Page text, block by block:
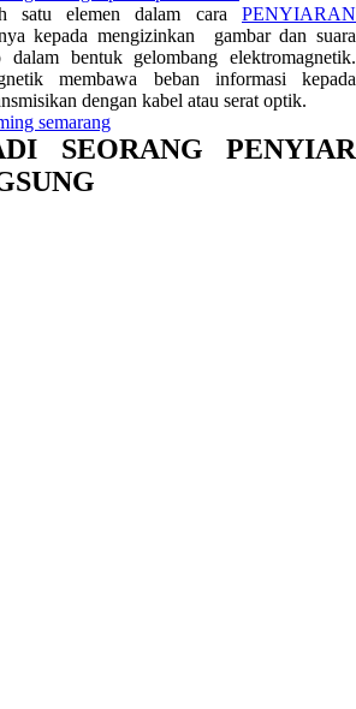
satu elemen dalam cara PENYIARAN
kepada mengizinkan gambar dan suara
bentuk gelombang elektromagnetik.
membawa beban informasi kepada
dengan kabel atau serat optik.
semarang
SEORANG PENYIAR